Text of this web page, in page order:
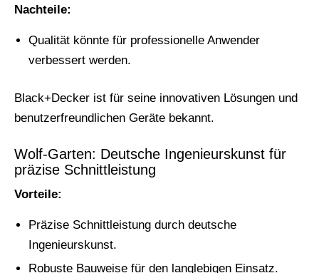
Nachteile:
Qualität könnte für professionelle Anwender
verbessert werden.
Black+Decker ist für seine innovativen Lösungen und
benutzerfreundlichen Geräte bekannt.
Wolf-Garten: Deutsche Ingenieurskunst für
präzise Schnittleistung
Vorteile:
Präzise Schnittleistung durch deutsche
Ingenieurskunst.
Robuste Bauweise für den langlebigen Einsatz.